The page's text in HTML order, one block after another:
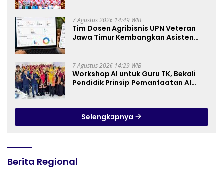
Kemerdekaan
7 Agustus 2026 14:49 WIB
Tim Dosen Agribisnis UPN Veteran
Jawa Timur Kembangkan Asisten
7 Agustus 2026 14:29 WIB
Workshop AI untuk Guru TK, Bekali
Pendidik Prinsip Pemanfaatan AI
Selengkapnya
Berita Regional